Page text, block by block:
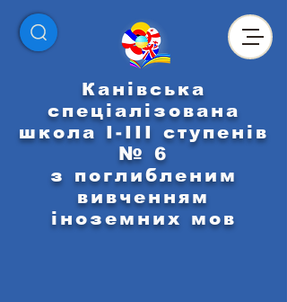
Канівська
спеціалізована
школа І-ІІІ ступенів
№ 6
з поглибленим
вивченням
іноземних мов